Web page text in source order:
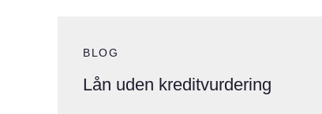
BLOG
Lån uden kreditvurdering